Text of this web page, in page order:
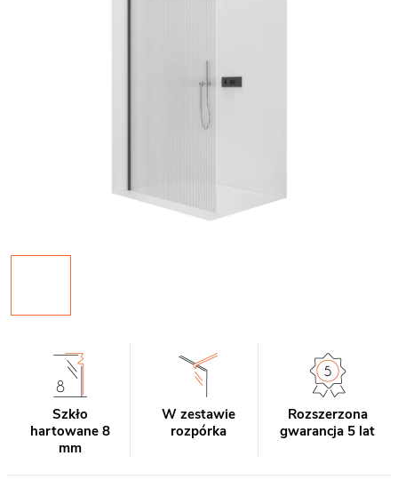
Szkło
hartowane 8
mm
W zestawie
rozpórka
Rozszerzona
gwarancja 5 lat